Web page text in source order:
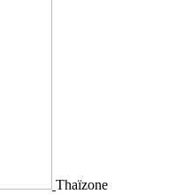
Thaïzone